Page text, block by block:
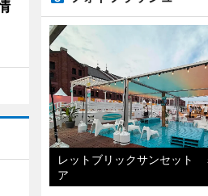
レットブリックサンセット
ア